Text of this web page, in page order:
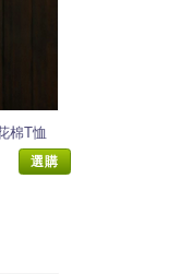
棉T恤
選購